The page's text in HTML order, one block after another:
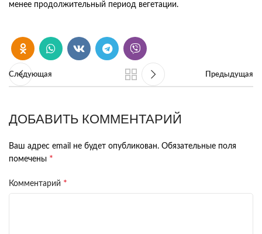
менее продолжительный период вегетации.
Следующая Предыдущая
ДОБАВИТЬ КОММЕНТАРИЙ
Ваш адрес email не будет опубликован. Обязательные поля
помечены *
Комментарий *